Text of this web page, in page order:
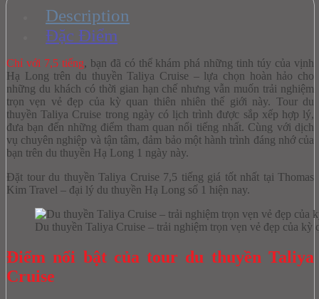
Description
Đặc Điểm
Chỉ với 7,5 tiếng, bạn đã có thể khám phá những tinh túy của vịnh
Hạ Long trên du thuyền Taliya Cruise – lựa chọn hoàn hảo cho
những du khách có thời gian hạn chế nhưng vẫn muốn trải nghiệm
trọn vẹn vẻ đẹp của kỳ quan thiên nhiên thế giới này. Tour du
thuyền Taliya Cruise trong ngày có lịch trình được sắp xếp hợp lý,
đưa bạn đến những điểm tham quan nổi tiếng nhất. Cùng với dịch
vụ chuyên nghiệp và tận tâm, đảm bảo một hành trình đáng nhớ của
bạn trên du thuyền Hạ Long 1 ngày này.
Đặt tour du thuyền Taliya Cruise 7,5 tiếng giá tốt nhất tại Thomas
Kim Travel – đại lý du thuyền Hạ Long số 1 hiện nay.
Du thuyền Taliya Cruise – trải nghiệm trọn vẹn vẻ đẹp của kỳ
Điểm nổi bật của tour du thuyền Taliya
Cruise